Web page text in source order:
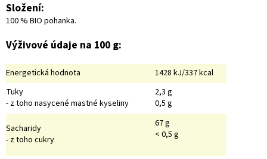
Složení:
100 % BIO pohanka.
Výživové údaje na 100 g:
Energetická hodnota
1428 kJ/337 kcal
Tuky
- z toho nasycené mastné kyseliny
2,3 g
0,5 g
Sacharidy
- z toho cukry
67 g
< 0,5 g